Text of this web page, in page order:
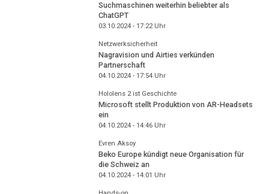
Suchmaschinen weiterhin beliebter als
ChatGPT
03.10.2024 - 17:22Uhr
Netzwerksicherheit
Nagravision und Airties verkünden
Partnerschaft
04.10.2024 - 17:54Uhr
Hololens 2 ist Geschichte
Microsoft stellt Produktion von AR-Headsets
ein
04.10.2024 - 14:46Uhr
Evren Aksoy
Beko Europe kündigt neue Organisation für
die Schweiz an
04.10.2024 - 14:01 Uhr